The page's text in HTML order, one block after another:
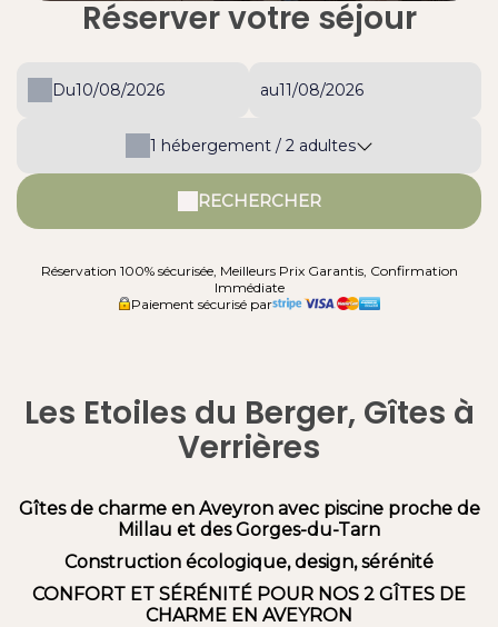
Réserver votre séjour
Du au
1 hébergement / 2 adultes
RECHERCHER
Réservation 100% sécurisée, Meilleurs Prix Garantis, Confirmation
Immédiate
Paiement sécurisé par
Les Etoiles du Berger, Gîtes à
Verrières
Gîtes de charme en Aveyron avec piscine proche de
Millau et des Gorges-du-Tarn
Construction écologique, design, sérénité
CONFORT ET SÉRÉNITÉ POUR NOS 2 GÎTES DE
CHARME EN AVEYRON